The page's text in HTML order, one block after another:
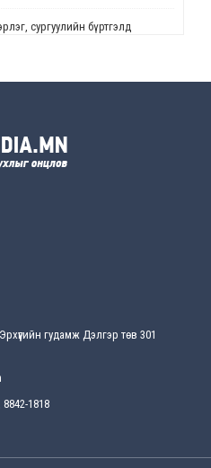
сургуулийн бүртгэлд
ажлаа үнэлж, хэрэгжилтээ
комисс өвөлжилтийн бэлтгэл,
гудамж Дэлгэр төв 301
8842-1818